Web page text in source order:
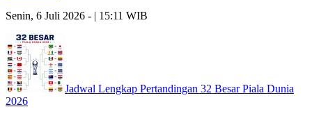
Senin, 6 Juli 2026 - | 15:11 WIB
Jadwal Lengkap Pertandingan 32 Besar Piala Dunia
2026